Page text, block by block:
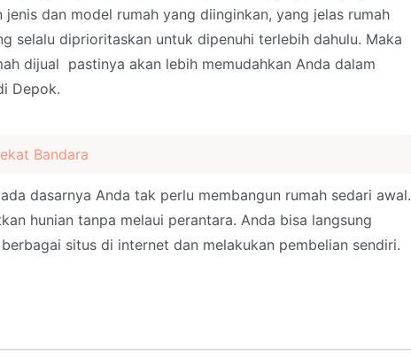
jenis dan model rumah yang diinginkan, yang jelas rumah
selalu diprioritaskan untuk dipenuhi terlebih dahulu. Maka
dijual pastinya akan lebih memudahkan Anda dalam
Depok.
Bandara
dasarnya Anda tak perlu membangun rumah sedari awal.
hunian tanpa melaui perantara. Anda bisa langsung
situs di internet dan melakukan pembelian sendiri.